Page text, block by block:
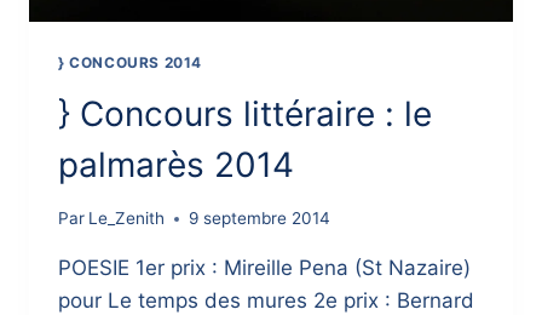
} CONCOURS 2014
} Concours littéraire : le
palmarès 2014
Par Le_Zenith 9 septembre 2014
POESIE 1er prix : Mireille Pena (St Nazaire)
pour Le temps des mures 2e prix : Bernard